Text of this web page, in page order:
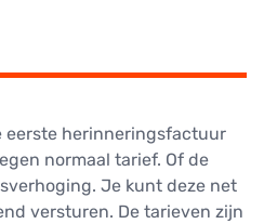
eerste herinneringsfactuur
normaal tarief. Of de
Je kunt deze net
versturen. De tarieven zijn